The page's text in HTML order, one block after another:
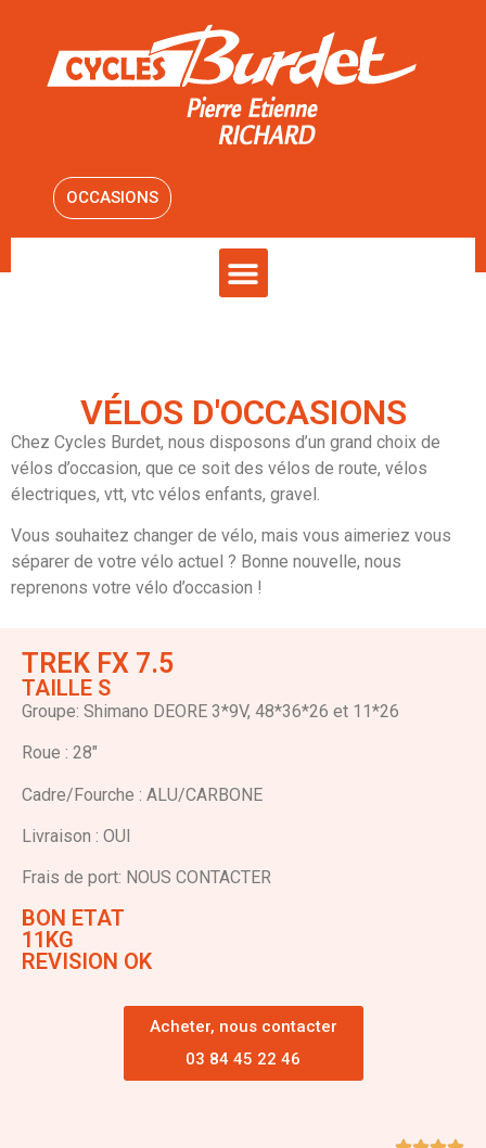
OCCASIONS
VÉLOS D'OCCASIONS
Chez Cycles Burdet, nous disposons d’un grand choix de
vélos d’occasion, que ce soit des vélos de route, vélos
électriques, vtt, vtc vélos enfants, gravel.
Vous souhaitez changer de vélo, mais vous aimeriez vous
séparer de votre vélo actuel ? Bonne nouvelle, nous
reprenons votre vélo d’occasion !
TREK FX 7.5
TAILLE S
Groupe: Shimano DEORE 3*9V, 48*36*26 et 11*26
Roue : 28″
Cadre/Fourche : ALU/CARBONE
Livraison : OUI
Frais de port: NOUS CONTACTER
BON ETAT
11KG
REVISION OK
Acheter, nous contacter
03 84 45 22 46